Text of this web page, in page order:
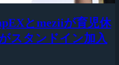
とmeziiが育児休
スタンドイン加入